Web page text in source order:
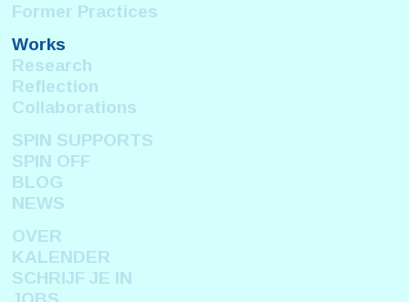
Former Practices
Works
Research
Reflection
Collaborations
SPIN SUPPORTS
SPIN OFF
BLOG
NEWS
OVER
KALENDER
SCHRIJF JE IN